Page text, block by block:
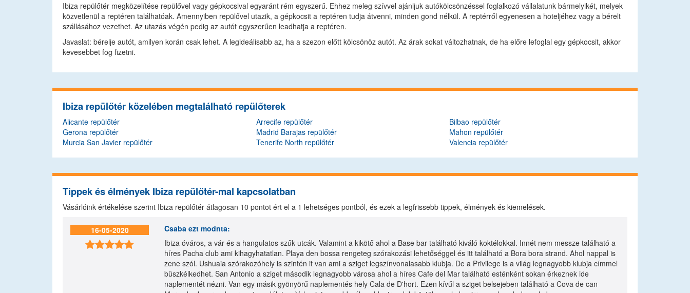
Ibiza repülőtér megközelítése repülővel vagy gépkocsival egyaránt rém egyszerű. Ehhez meleg szívvel ajánljuk autókölcsönzéssel foglalkozó vállalatunk bármelyikét, melyek
közvetlenül a reptéren találhatóak. Amennyiben repülővel utazik, a gépkocsit a reptéren tudja átvenni, minden gond nélkül. A reptérről egyenesen a hoteljéhez vagy a bérelt
szállásához vezethet. Az utazás végén pedig az autót egyszerűen leadhatja a reptéren.
Javaslat: bérelje autót, amilyen korán csak lehet. A legideálisabb az, ha a szezon előtt kölcsönöz autót. Az árak sokat változhatnak, de ha előre lefoglal egy gépkocsit, akkor
kevesebbet fog fizetni.
Ibiza repülőtér közelében megtalálható repülőterek
Alicante repülőtér Arrecife repülőtér
Bilbao repülőtér
Gerona repülőtér
Madrid Barajas repülőtér
Mahon repülőtér
Murcia San Javier repülőtér
Tenerife North repülőtér Valencia repülőtér
Tippek és élmények Ibiza repülőtér-mal kapcsolatban
Vásárlóink értékelése szerint Ibiza repülőtér átlagosan 10 pontot ért el a 1 lehetséges pontból, és ezek a legfrissebb tippek, élmények és kiemelések.
16-05-2020

Csaba ezt modnta:
Ibiza óváros, a vár és a hangulatos szűk utcák. Valamint a kikötő ahol a Base bar található kiváló koktélokkal. Innét nem messze található a
híres Pacha club ami kihagyhatatlan. Playa den bossa rengeteg szórakozási lehetőséggel és itt található a Bora bora strand. Ahol nappal is
zene szól. Ushuaia szórakozóhely is szintén it van ami a sziget legszínvonalasabb klubja. De a Privilege is a világ legnagyobb klubja címmel
büszkélkedhet. San Antonio a sziget második legnagyobb városa ahol a híres Cafe del Mar található esténként sokan érkeznek ide
naplementét nézni. Van egy másik gyönyörű naplementés hely Cala de D'hort. Ezen kívűl a sziget belsejeben található a Cova de can